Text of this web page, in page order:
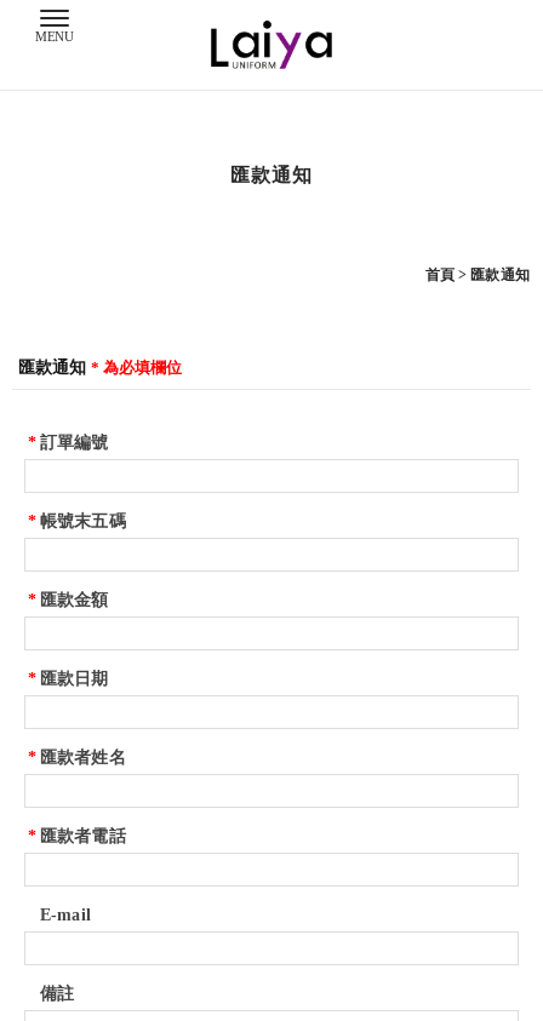
匯款通知
首頁> 匯款通知
匯款通知 * 為必填欄位
* 訂單編號
* 帳號末五碼
* 匯款金額
* 匯款日期
* 匯款者姓名
* 匯款者電話
E-mail
備註